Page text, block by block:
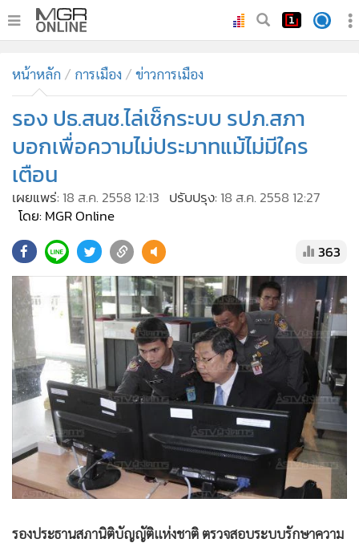
ทันเหตุการณ์
• ภาคใต้
Online Section
• บันเทิง
ผู้จัดการรายวัน
• ละคร
CbizReview
• Cyber BIZ
•
ผู้จัดกวน
• Good health & Well-being
• Green Innovation & SD
•
Management & HR
MGR Live
• Infographic
• การเมือง
• กีฬา
หน้าหลัก การเมือง ข่าวการเมือง
รอง ปธ.สนช.ไล่เช็กระบบ รปภ.สภา
บอกเพื่อความไม่ประมาทแม้ไม่มีใคร
เตือน
เผยแพร่: 18 ส.ค. 2558 12:13 ปรับปรุง: 18 ส.ค. 2558 12:27
โดย: MGR Online
363
รองประธานสภานิติบัญญัติแห่งชาติ ตรวจสอบระบบรักษาความ